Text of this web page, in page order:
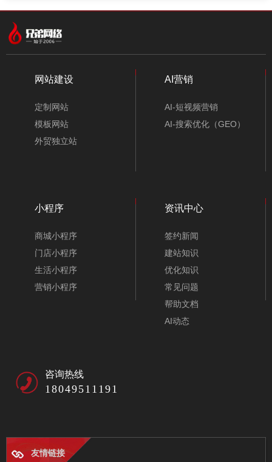
网站建设
定制网站
模板网站
外贸独立站
AI营销
AI-短视频营销
AI-搜索优化（GEO）
小程序
商城小程序
门店小程序
生活小程序
营销小程序
资讯中心
签约新闻
建站知识
优化知识
常见问题
帮助文档
AI动态
咨询热线
18049511191
友情链接